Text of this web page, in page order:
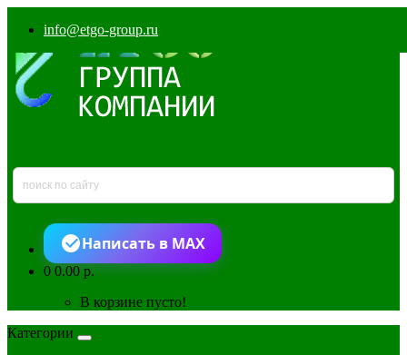
info@etgo-group.ru
Написать в MAX
00.00 р.
В корзине пусто!
Категории